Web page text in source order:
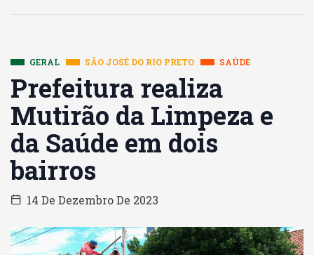
GERAL SÃO JOSÉ DO RIO PRETO SAÚDE
Prefeitura realiza
Mutirão da Limpeza e
da Saúde em dois
bairros
14 De Dezembro De 2023